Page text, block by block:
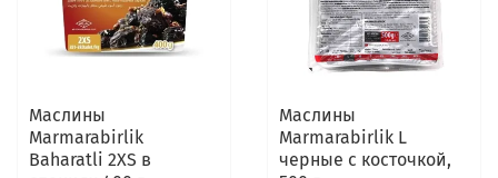
Маслины
Marmarabirlik
Baharatli 2XS в
Маслины
Marmarabirlik L
черные с косточкой,